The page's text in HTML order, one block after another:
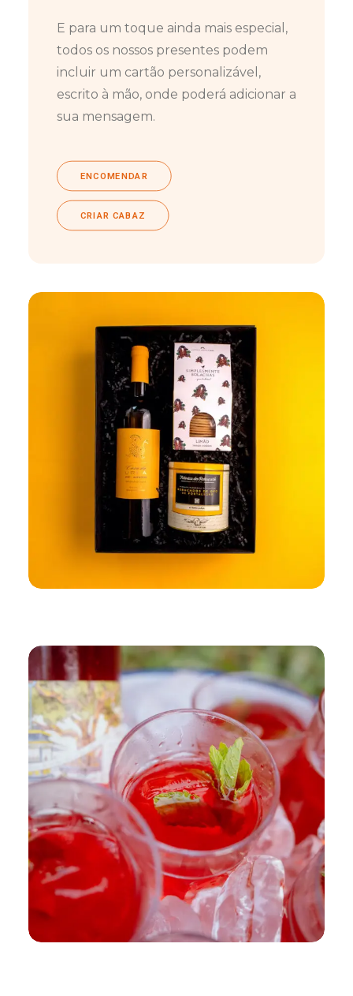
E para um toque ainda mais especial,
todos os nossos presentes podem
incluir um cartão personalizável,
escrito à mão, onde poderá adicionar a
sua mensagem.
ENCOMENDAR
CRIAR CABAZ